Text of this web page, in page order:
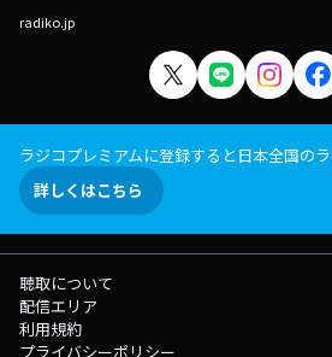
radiko.jp
ラジコプレミアムに登録すると日本全国の
詳しくはこちら
聴取について
配信エリア
利用規約
プライバシーポリシー